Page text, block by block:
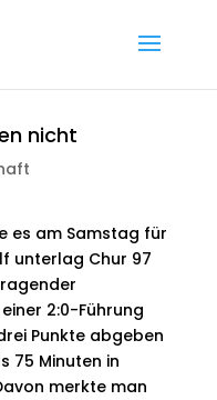
nicht
es am Samstag für
unterlag Chur 97
2:0-Führung
Punkte abgeben
75 Minuten in
merkte man